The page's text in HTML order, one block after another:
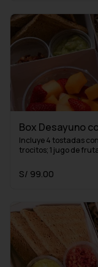
Box Desayuno
Incluye 4 tostadas
trocitos; 1 jugo de
S/ 99.00